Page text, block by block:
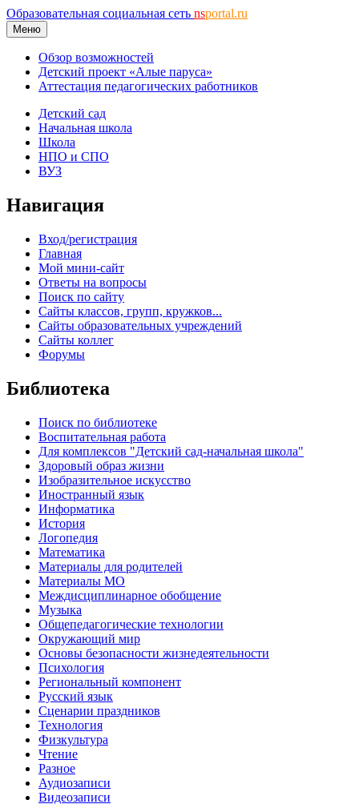
Образовательная социальная сеть nsportal.ru
Меню
Обзор возможностей
Детский проект «Алые паруса»
Аттестация педагогических работников
Детский сад
Начальная школа
Школа
НПО и СПО
ВУЗ
Навигация
Вход/регистрация
Главная
Мой мини-сайт
Ответы на вопросы
Поиск по сайту
Сайты классов, групп, кружков...
Сайты образовательных учреждений
Сайты коллег
Форумы
Библиотека
Поиск по библиотеке
Воспитательная работа
Для комплексов "Детский сад-начальная школа"
Здоровый образ жизни
Изобразительное искусство
Иностранный язык
Информатика
История
Логопедия
Математика
Материалы для родителей
Материалы МО
Междисциплинарное обобщение
Музыка
Общепедагогические технологии
Окружающий мир
Основы безопасности жизнедеятельности
Психология
Региональный компонент
Русский язык
Сценарии праздников
Технология
Физкультура
Чтение
Разное
Аудиозаписи
Видеозаписи